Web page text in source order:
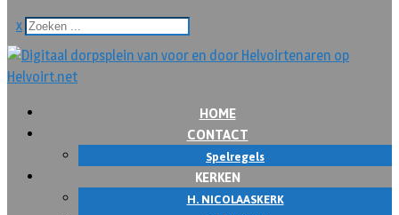
x
HOME
CONTACT
Spelregels
KERKEN
H. NICOLAASKERK